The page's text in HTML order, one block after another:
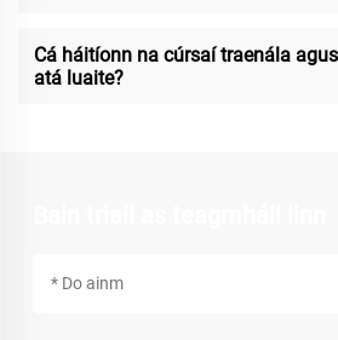
Cá háitíonn na cúrsaí traenála
atá luaite?